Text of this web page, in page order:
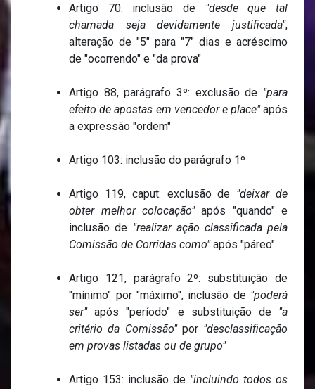
Artigo 70: inclusão de "desde que tal
chamada seja devidamente justificada",
alteração de "5" para "7" dias e acréscimo
de "ocorrendo" e "da prova"
Artigo 88, parágrafo 3º: exclusão de "para
efeito de apostas em vencedor e place"após
a expressão "ordem"
Artigo 103: inclusão do parágrafo 1º
Artigo 119, caput: exclusão de "deixar de
obter melhor colocação"após "quando" e
inclusão de "realizar ação classificada pela
Comissão de Corridas como"após "páreo"
Artigo 121, parágrafo 2º: substituição de
"mínimo" por "máximo", inclusão de "poderá
ser"após "período" e substituição de "a
critério da Comissão"por "desclassificação
em provas listadas ou de grupo"
Artigo 153: inclusão de "incluindo todos os